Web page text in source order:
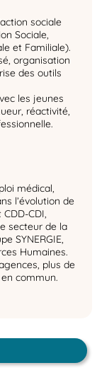
sociale
Sociale,
et Familiale).
organisation
des outils
les jeunes
réactivité,
médical,
l’évolution de
CDI,
secteur de la
SYNERGIE,
Humaines.
plus de
commun.